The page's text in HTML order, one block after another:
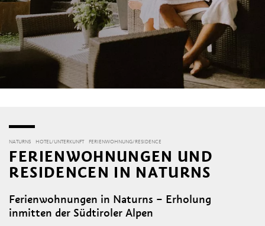
NATURNS HOTEL/UNTERKUNFT FERIENWOHNUNG/RESIDENCE
FERIENWOHNUNGEN UND
RESIDENCEN IN NATURNS
Ferienwohnungen in Naturns – Erholung
inmitten der Südtiroler Alpen